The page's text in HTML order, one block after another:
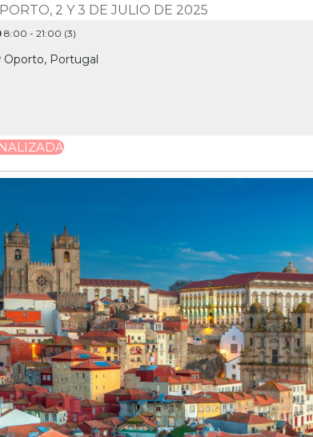
2 Y 3 DE JULIO DE 2025
8:00 - 21:00 (3)
Oporto, Portugal